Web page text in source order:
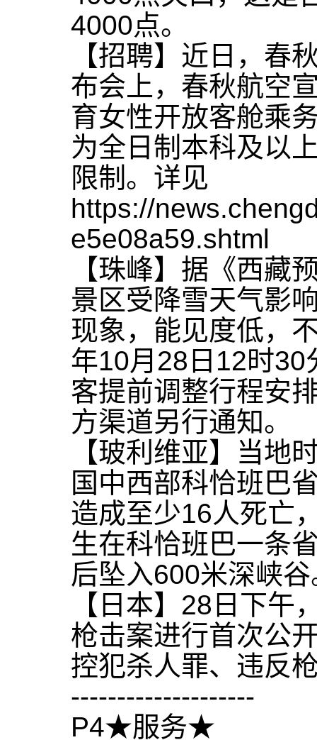
4000点。
【招聘】近日，春
布会上，春秋航空
育女性开放客舱乘
为全日制本科及以
限制。详见
https://
e5e08a59.shtml
【珠峰】据《西藏
景区受降雪天气影
现象，能见度低，
年10月28日12时30
客提前调整行程安
方渠道另行通知。
【玻利维亚】当地
国中西部科恰班巴
造成至少16人死亡
生在科恰班巴一条
后坠入600米深峡谷
【日本】28日下午
枪击案进行首次公
控犯杀人罪、违反
--------------------
P4★服务★